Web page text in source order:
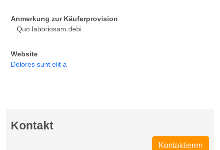
Anmerkung zur Käuferprovision
Quo laboriosam debi
Website
Dolores sunt elit a
Kontakt
Kontaktieren